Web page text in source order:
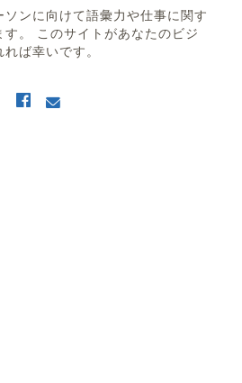
ンに向けて語彙力や仕事に関す
す。 このサイトがあなたのビジ
ば幸いです。